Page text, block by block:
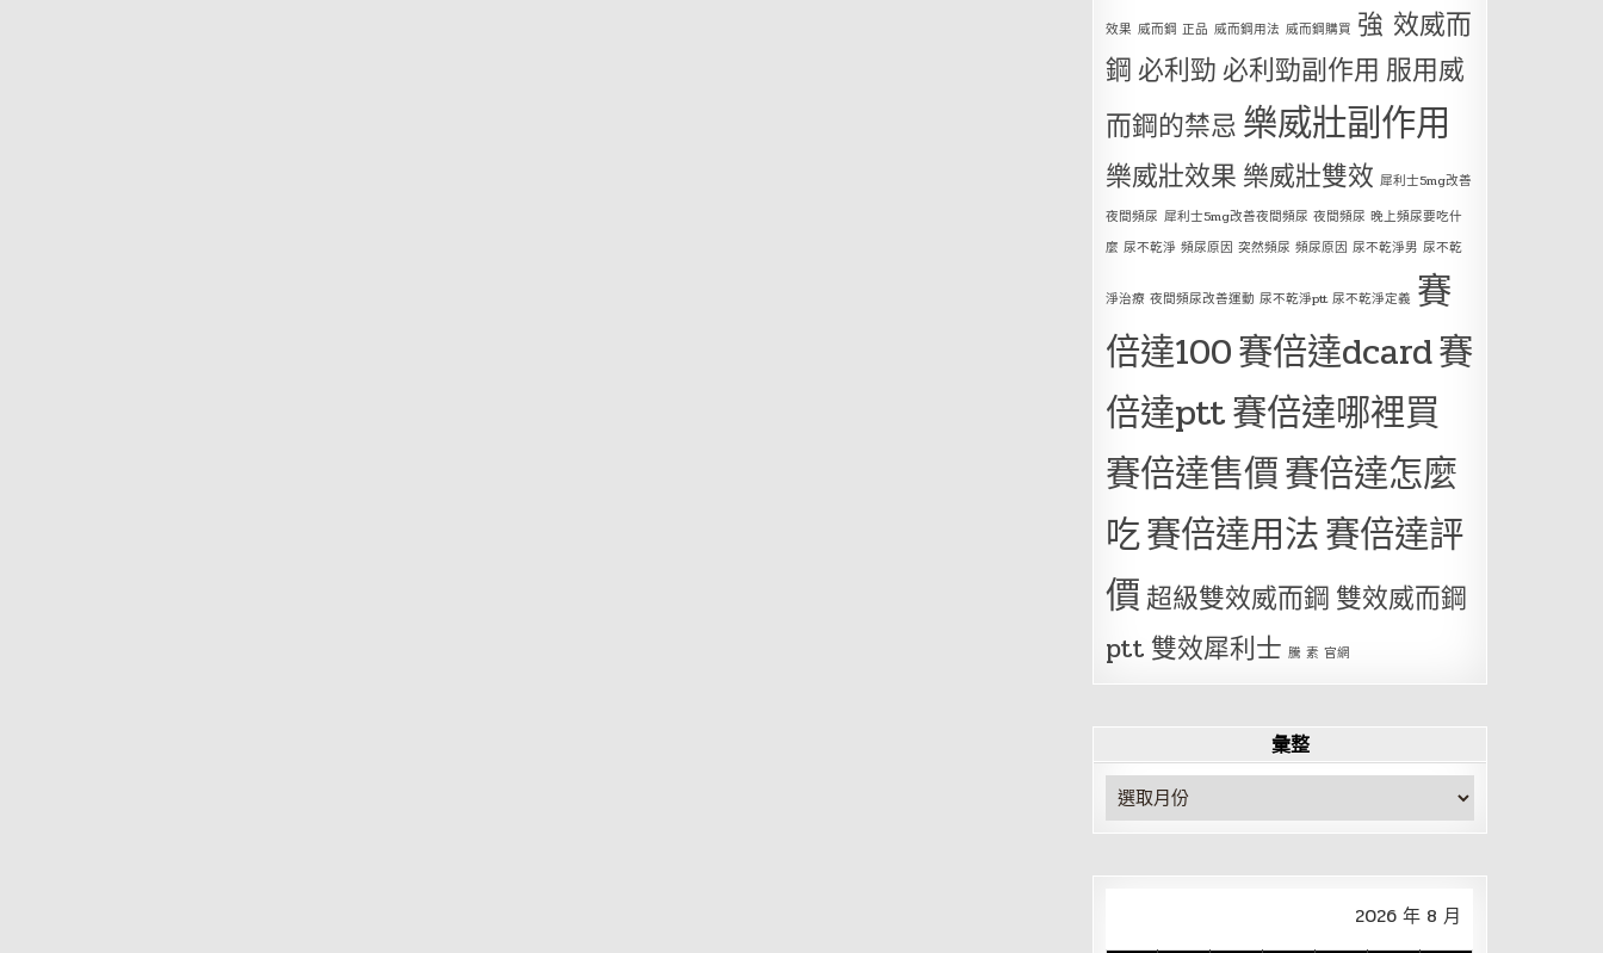
效果 威而鋼 正品 威而鋼用法 威而鋼購買 強 效威而
鋼 必利勁 必利勁副作用 服用威
而鋼的禁忌 樂威壯副作用
樂威壯效果 樂威壯雙效 犀利士5mg改善
夜間頻尿 犀利士5mg改善夜間頻尿 夜間頻尿 晚上頻尿要吃什
麼 尿不乾淨 頻尿原因 突然頻尿 頻尿原因 尿不乾淨男 尿不乾
淨治療 夜間頻尿改善運動 尿不乾淨ptt 尿不乾淨定義 賽
倍達100賽倍達dcard賽
倍達ptt賽倍達哪裡買
賽倍達售價賽倍達怎麼
吃賽倍達用法賽倍達評
價超級雙效威而鋼 雙效威而鋼
ptt 雙效犀利士 騰 素 官網
彙整
彙
整
2026 年 8 月